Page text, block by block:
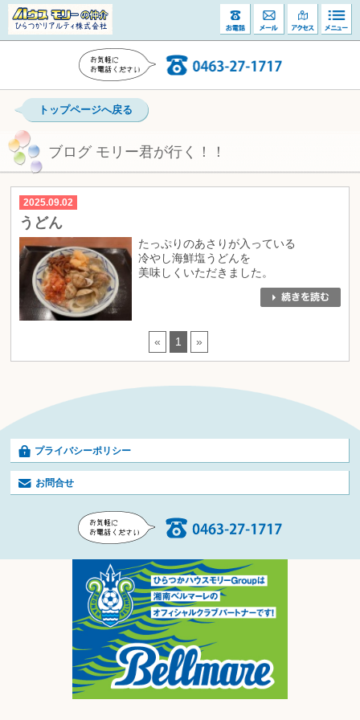
トップページへ戻る
ブログ モリー君が行く！！
2025.09.02
うどん
たっぷりのあさりが入っている
冷やし海鮮塩うどんを
美味しくいただきました。
« 1 »
プライバシーポリシー
お問合せ